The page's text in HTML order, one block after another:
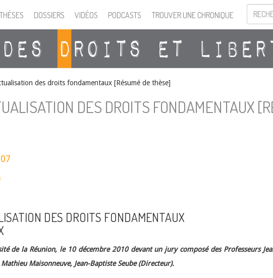
THÈSES DOSSIERS VIDÉOS PODCASTS TROUVER UNE CHRONIQUE
des droits fondamentaux [Résumé de thèse]
DES DROITS FONDAMENTAUX
DES DROITS FONDAMENTAUX
de la Réunion, le 10 décembre 2010 devant un jury composé des Professeurs
Maisonneuve, Jean-Baptiste Seube (Directeur).